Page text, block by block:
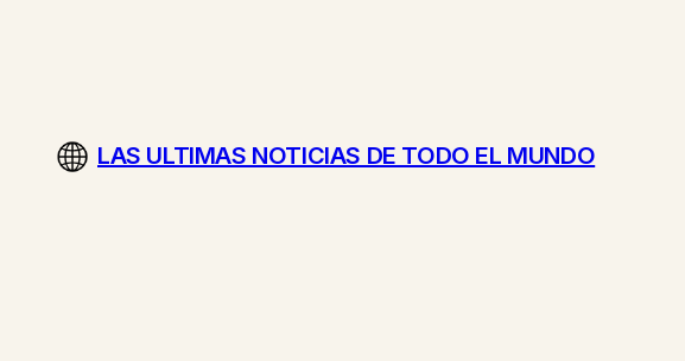
LAS ULTIMAS NOTICIAS DE TODO EL MUNDO